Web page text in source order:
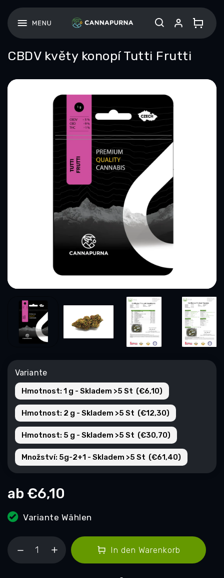
Inhalt
springen
CBDV květy konopí Tutti Frutti
ab €6,10
Variante Wählen
In den Warenkorb
Variante
Hmotnost: 1 g - Skladem >5 St (€6,10)
Hmotnost: 2 g - Skladem >5 St (€12,30)
Hmotnost: 5 g - Skladem >5 St (€30,70)
Množství: 5g-2+1 - Skladem >5 St (€61,40)